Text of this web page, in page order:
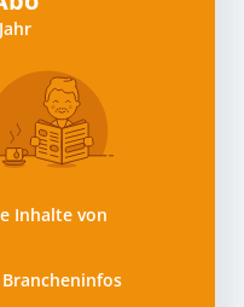
Inhalte von